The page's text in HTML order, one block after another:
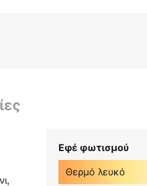
Εφέ φωτισμού
Θερμό λευκό